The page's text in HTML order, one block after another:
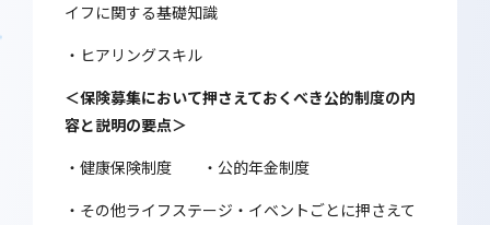
イフに関する基礎知識
・ヒアリングスキル
＜保険募集において押さえておくべき公的制度の内
容と説明の要点＞
・健康保険制度 ・公的年金制度
・その他ライフステージ・イベントごとに押さえて